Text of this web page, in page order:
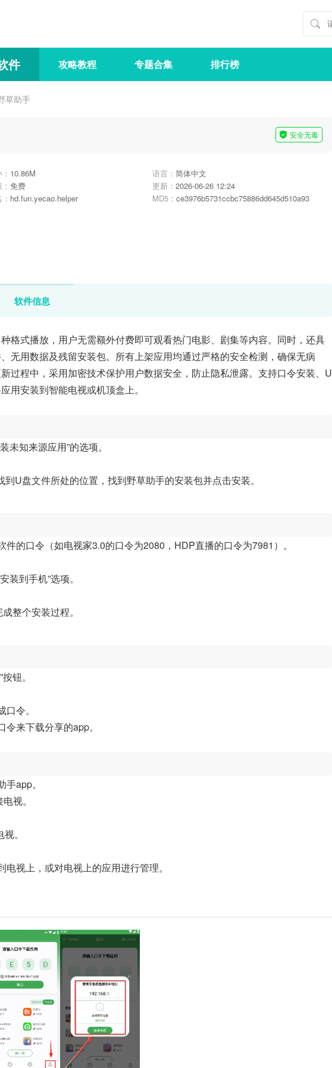
件 攻略教程 专题合集 排行榜
草助手
安全无毒
10.86M 语言： 简体中文
免费 更新： 2026-06-26 12:24
hd.fun.yecao.helper MD5： ce3976b5731ccbc75886dd645d510a93
软件信息
格式播放，用户无需额外付费即可观看热门电影、剧集等内容。同时，还具
无用数据及残留安装包。所有上架应用均通过严格的安全检测，确保无病
过程中，采用加密技术保护用户数据安全，防止隐私泄露。支持口令安装、U
用安装到智能电视或机顶盒上。
未知来源应用”的选项。
U盘文件所处的位置，找到野草助手的安装包并点击安装。
的口令（如电视家3.0的口令为2080，HDP直播的口令为7981）。
到手机”选项。
整个安装过程。
钮。
令。
来下载分享的app。
app。
视。
。
视上，或对电视上的应用进行管理。